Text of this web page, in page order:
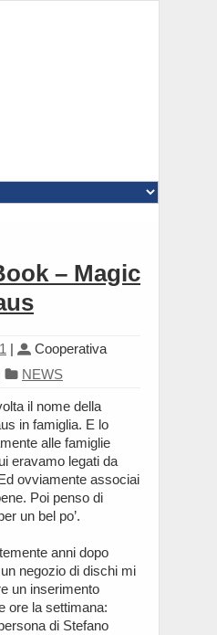
– Magic
|
Cooperativa
NEWS
il nome della
in famiglia. E lo
alle famiglie
eravamo legati da
ovviamente associai
Poi penso di
un bel po’.
anni dopo
negozio di dischi mi
un inserimento
ore la settimana:
di Stefano